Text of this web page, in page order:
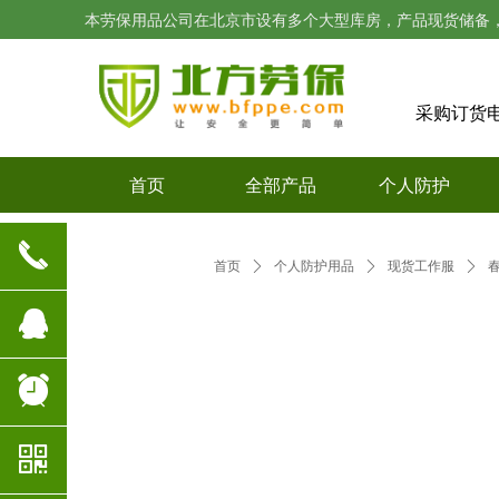
本劳保用品公司在北京市设有多个大型库房，产品现货储
首页 全部产品 个人防护
采购订货
首页 ꄲ 个人防护用品 ꄲ 现货工作服 ꄲ
끅
뀩
뀥
낃